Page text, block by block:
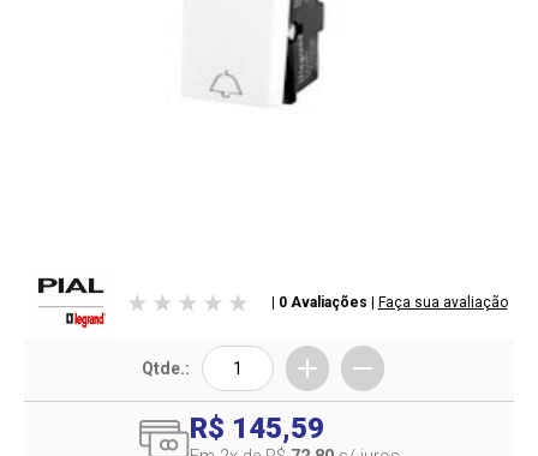
| 0 Avaliações Faça sua avaliação
Qtde.:
R$ 145,59